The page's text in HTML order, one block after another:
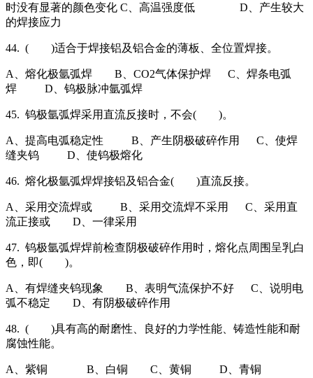
时没有显著的颜色变化 C、高温强度低 D、产生较大
的焊接应力
44. ( )适合于焊接铝及铝合金的薄板、全位置焊接。
A、熔化极氩弧焊 B、CO2气体保护焊 C、焊条电弧
焊 D、钨极脉冲氩弧焊
45. 钨极氩弧焊采用直流反接时，不会( )。
A、提高电弧稳定性 B、产生阴极破碎作用 C、使焊
缝夹钨 D、使钨极熔化
46. 熔化极氩弧焊焊接铝及铝合金( )直流反接。
A、采用交流焊或 B、采用交流焊不采用 C、采用直
流正接或 D、一律采用
47. 钨极氩弧焊焊前检查阴极破碎作用时，熔化点周围呈乳白
色，即( )。
A、有焊缝夹钨现象 B、表明气流保护不好 C、说明电
弧不稳定 D、有阴极破碎作用
48. ( )具有高的耐磨性、良好的力学性能、铸造性能和耐
腐蚀性能。
A、紫铜 B、白铜 C、黄铜 D、青铜